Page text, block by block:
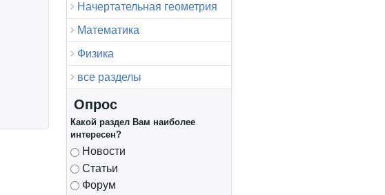
Начертательная геометрия
Математика
Физика
все разделы
Опрос
Какой раздел Вам наиболее
интересен?
Варианты
Новости
Статьи
Форум